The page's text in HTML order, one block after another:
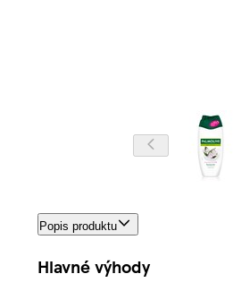
Popis produktu
Hlavné výhody